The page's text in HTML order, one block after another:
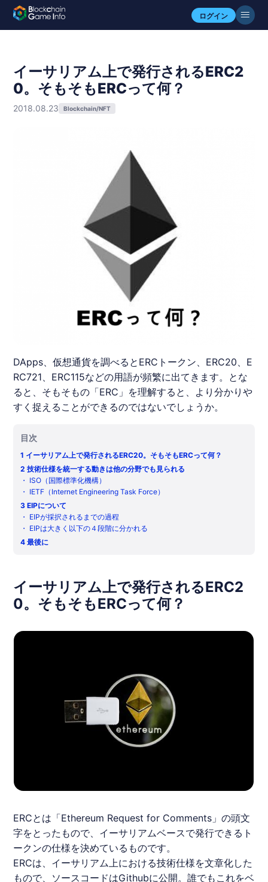
ログイン
イーサリアム上で発行されるERC2
0。そもそもERCって何？
2018.08.23 Blockchain/NFT
DApps、仮想通貨を調べるとERCトークン、ERC20、E
RC721、ERC115などの用語が頻繁に出てきます。とな
ると、そもそもの「ERC」を理解すると、より分かりや
すく捉えることができるのではないでしょうか。
目次
1 イーサリアム上で発行されるERC20。そもそもERCって何？
2技術仕様を統一する動きは他の分野でも見られる
・ ISO（国際標準化機構）
・ IETF（Internet Engineering Task Force）
3EIPについて
・ EIPが採択されるまでの過程
・ EIPは大きく以下の４段階に分かれる
4最後に
イーサリアム上で発行されるERC2
0。そもそもERCって何？
ERCとは「Ethereum Request for Comments」の頭文
字をとったもので、 イーサリアムベースで発行できるト
ークンの仕様を決めているものです。
ERCは、 イーサリアム上における技術仕様を文章化した
もので、ソースコードはGithubに公開。誰でもこれをベ